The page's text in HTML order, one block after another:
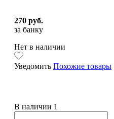
270 руб.
за банку
Нет в наличии
Уведомить Похожие товары
В наличии 1